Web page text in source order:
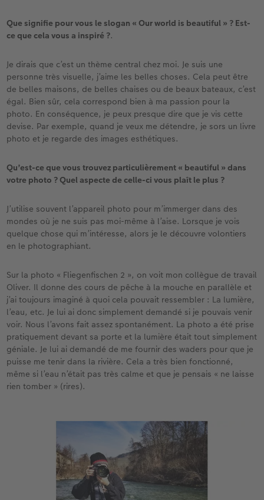
Que signifie pour vous le slogan « Our world is beautiful » ? Est-
ce que cela vous a inspiré ?.
Je dirais que c’est un thème central chez moi. Je suis une
personne très visuelle, j’aime les belles choses. Cela peut être
de belles maisons, de belles chaises ou de beaux bateaux, c’est
égal. Bien sûr, cela correspond bien à ma passion pour la
photo. En conséquence, je peux presque dire que je vis cette
devise. Par exemple, quand je veux me détendre, je sors un livre
photo et je regarde des images esthétiques.
Qu’est-ce que vous trouvez particulièrement « beautiful » dans
votre photo ? Quel aspecte de celle-ci vous plaît le plus ?
J’utilise souvent l’appareil photo pour m’immerger dans des
mondes où je ne suis pas moi-même à l’aise. Lorsque je vois
quelque chose qui m’intéresse, alors je le découvre volontiers
en le photographiant.
Sur la photo « Fliegenfischen 2 », on voit mon collègue de travail
Oliver. Il donne des cours de pêche à la mouche en parallèle et
j’ai toujours imaginé à quoi cela pouvait ressembler : La lumière,
l’eau, etc. Je lui ai donc simplement demandé si je pouvais venir
voir. Nous l’avons fait assez spontanément. La photo a été prise
pratiquement devant sa porte et la lumière était tout simplement
géniale. Je lui ai demandé de me fournir des waders pour que je
puisse me tenir dans la rivière. Cela a très bien fonctionné,
même si l’eau n’était pas très calme et que je pensais « ne laisse
rien tomber » (rires).